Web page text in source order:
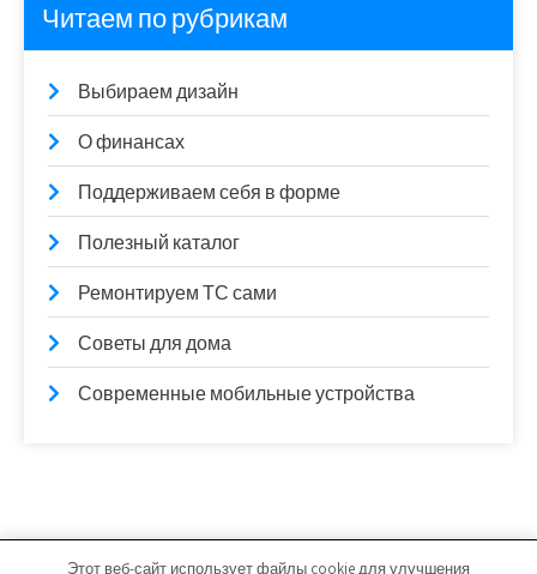
Читаем по рубрикам
Выбираем дизайн
О финансах
Поддерживаем себя в форме
Полезный каталог
Ремонтируем ТС сами
Советы для дома
Современные мобильные устройства
Этот веб-сайт использует файлы cookie для улучшения